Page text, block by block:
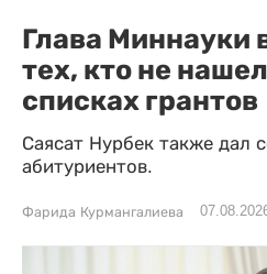
Глава Миннауки
тех, кто не
списках грантов
Саясат Нурбек также дал
абитуриентов.
Фарида Курмангалиева